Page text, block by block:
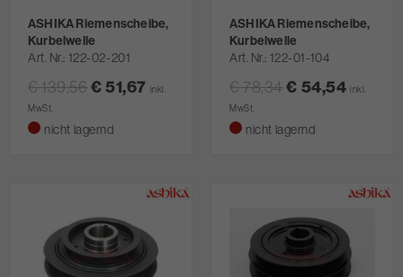
ASHIKA Riemenscheibe,
Kurbelwelle
Art. Nr. 122-02-201
€ 139,56€ 51,67 inkl.
MwSt.
nicht lagernd
ASHIKA Riemenscheibe,
Kurbelwelle
Art. Nr. 122-01-104
€ 78,34€ 54,54 inkl.
MwSt.
nicht lagernd